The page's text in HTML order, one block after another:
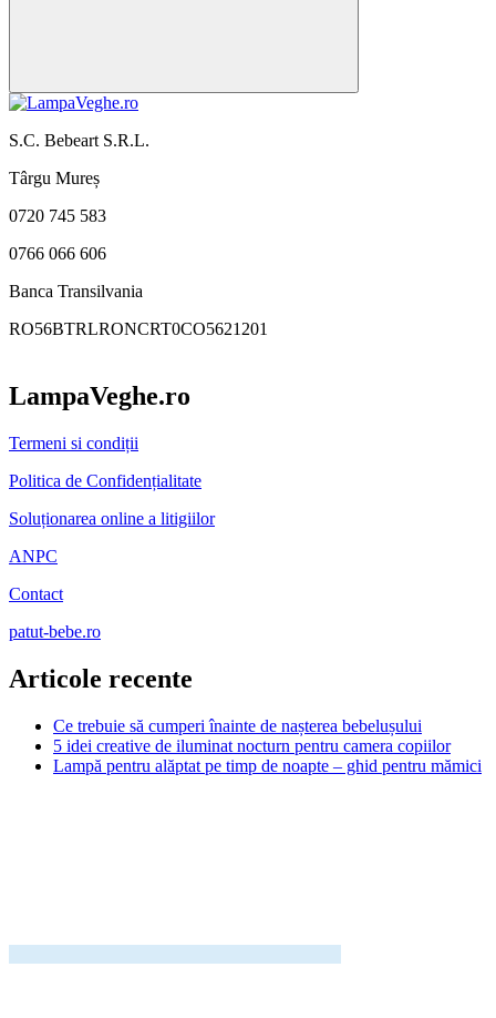
S.C. Bebeart S.R.L.
Târgu Mureș
0720 745 583
0766 066 606
Banca Transilvania
RO56BTRLRONCRT0CO5621201
LampaVeghe.ro
Termeni si condiții
Politica de Confidențialitate
Soluționarea online a litigiilor
ANPC
Contact
patut-bebe.ro
Articole recente
Ce trebuie să cumperi înainte de nașterea bebelușului
5 idei creative de iluminat nocturn pentru camera copiilor
Lampă pentru alăptat pe timp de noapte – ghid pentru mămici